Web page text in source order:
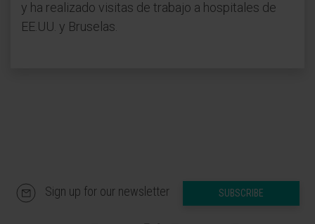
y ha realizado visitas de trabajo a hospitales de
EE.UU. y Bruselas.
Sign up for our newsletter SUBSCRIBE